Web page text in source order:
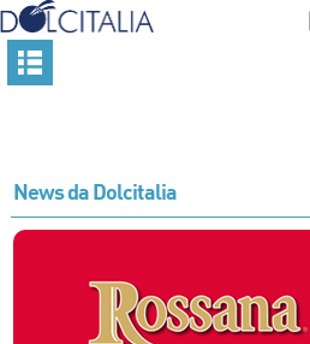
News da Dolcitalia